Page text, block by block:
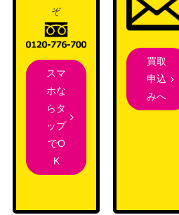
ぞ
スマ
ホな
らタ
ップ
でO
K
買取
申込
みへ